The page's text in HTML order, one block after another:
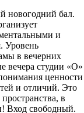
бал.
и
Уровень
в вечерних
вечера студии «О»
ценности
и отличий. Это
в
Вход свободный.